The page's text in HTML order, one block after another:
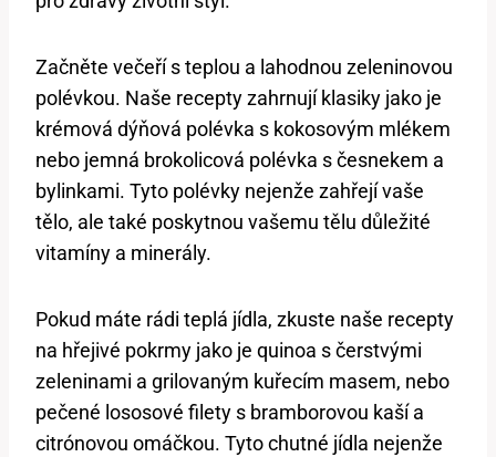
Začněte večeří s teplou a lahodnou zeleninovou
polévkou. Naše recepty zahrnují klasiky jako je
krémová dýňová polévka s kokosovým mlékem
nebo jemná brokolicová polévka s česnekem a
bylinkami. Tyto polévky nejenže zahřejí vaše
tělo, ale také poskytnou vašemu tělu důležité
vitamíny a minerály.
Pokud máte rádi teplá jídla, zkuste naše recepty
na hřejivé pokrmy jako je quinoa s čerstvými
zeleninami a grilovaným kuřecím masem, nebo
pečené lososové filety s bramborovou kaší a
citrónovou omáčkou. Tyto chutné jídla nejenže